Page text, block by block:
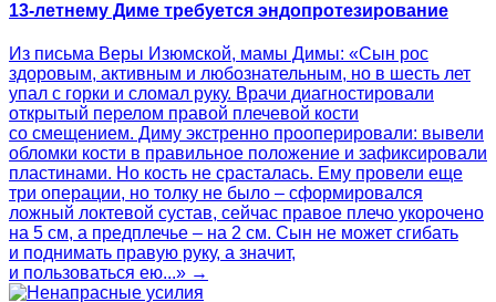
13-летнему Диме требуется эндопротезирование
Из письма Веры Изюмской, мамы Димы: «Сын рос
здоровым, активным и любознательным, но в шесть лет
упал с горки и сломал руку. Врачи диагностировали
открытый перелом правой плечевой кости
со смещением. Диму экстренно прооперировали: вывели
обломки кости в правильное положение и зафиксировали
пластинами. Но кость не срасталась. Ему провели еще
три операции, но толку не было – сформировался
ложный локтевой сустав, сейчас правое плечо укорочено
на 5 см, а предплечье – на 2 см. Сын не может сгибать
и поднимать правую руку, а значит,
и пользоваться ею...» →